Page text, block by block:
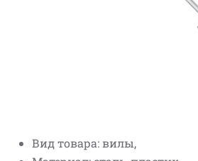
Вид товара: вилы,